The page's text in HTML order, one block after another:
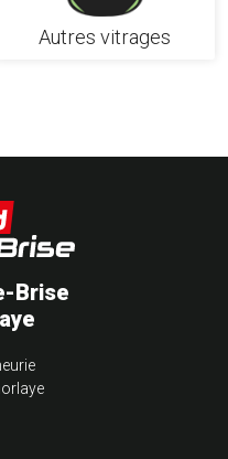
Autres vitrages
Brise